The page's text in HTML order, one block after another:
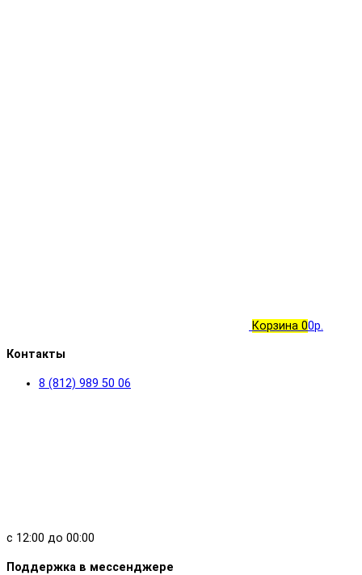
Корзина 00р.
Контакты
8 (812) 989 50 06
с 12:00 до 00:00
Поддержка в мессенджере